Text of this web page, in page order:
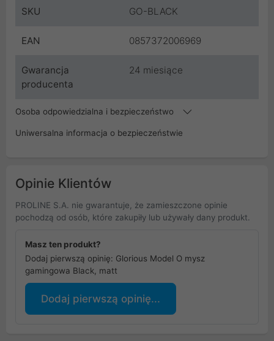
SKU GO-BLACK
EAN 0857372006969
Gwarancja
producenta
24 miesiące
Osoba odpowiedzialna i bezpieczeństwo
Uniwersalna informacja o bezpieczeństwie
Opinie Klientów
PROLINE S.A. nie gwarantuje, że zamieszczone opinie
pochodzą od osób, które zakupiły lub używały dany produkt.
Masz ten produkt?
Dodaj pierwszą opinię: Glorious Model O mysz
gamingowa Black, matt
Dodaj pierwszą opinię...